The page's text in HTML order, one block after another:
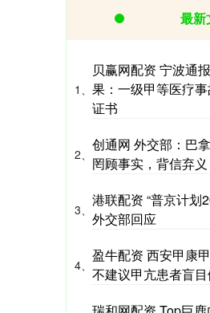
最新
1、
贝赢网配资 宁波通
果：一级甲等医疗
证书
2、
创通网 外交部：巴
罔顾事实，背信弃义
3、
港联配资 “普京计划
外交部回应
4、
盈牛配资 西安甲康
不建议甲亢患者盲